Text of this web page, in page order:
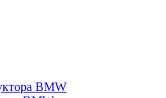
BMW